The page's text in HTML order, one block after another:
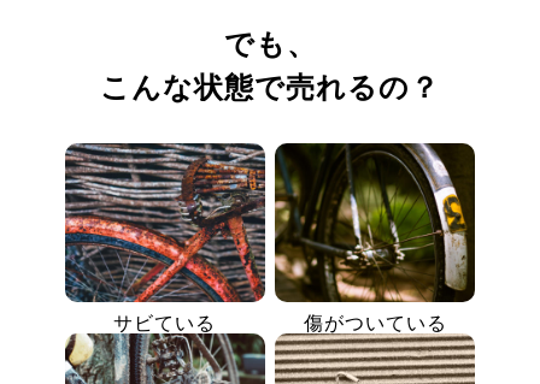
でも、
こんな状態で売れるの？
サビている 傷がついている